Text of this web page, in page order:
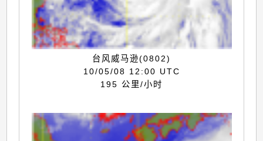
台风威马逊(0802)
10/05/08 12:00 UTC
195 公里/小时